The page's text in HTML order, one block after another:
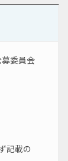
委員会
記載の